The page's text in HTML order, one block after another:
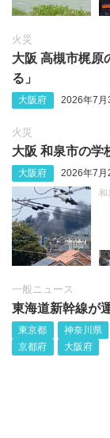
火災
大阪 高槻市梶原
る」
大阪府 2026年7
火災
大阪 和泉市の学
大阪府 2026年7
和
一般ニュース
東海道新幹線が
東京都 神奈川県
京都府
大阪府